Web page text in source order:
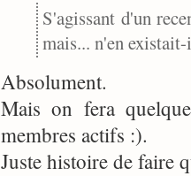
S'agissant d'un
mais... n'en
Absolument.
Mais on fera
membres actifs :).
Juste histoire de faire